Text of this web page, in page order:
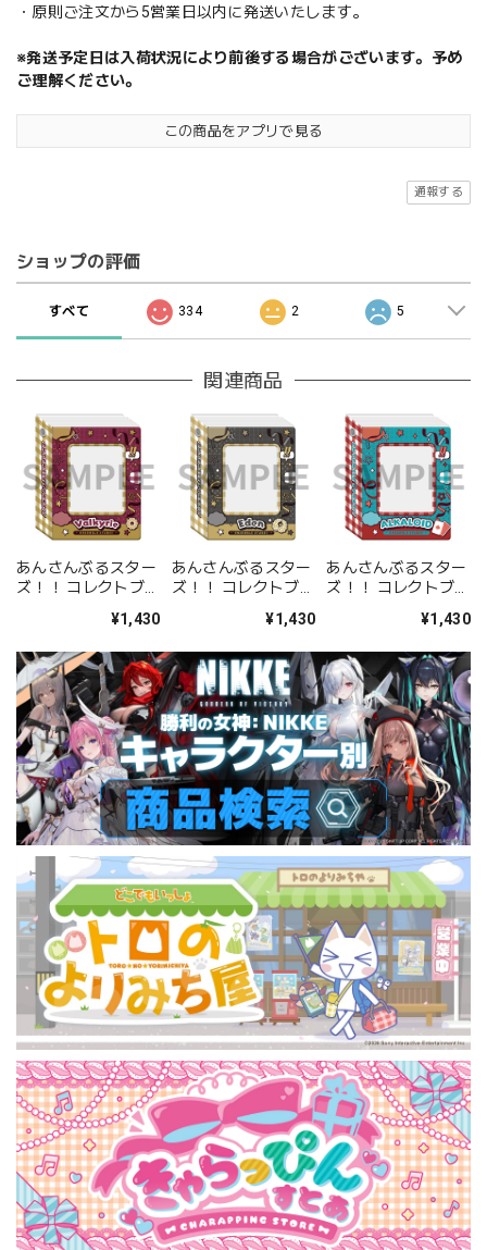
・原則ご注文から5営業日以内に発送いたします。
※発送予定日は入荷状況により前後する場合がございます。予め
ご理解ください。
この商品をアプリで見る
通報する
ショップの評価
すべて 334 2 5
関連商品
あんさんぶるスター
ズ！！ コレクトブッ
¥1,430
あんさんぶるスター
ズ！！ コレクトブッ
¥1,430
あんさんぶるスター
ズ！！ コレクトブッ
¥1,430